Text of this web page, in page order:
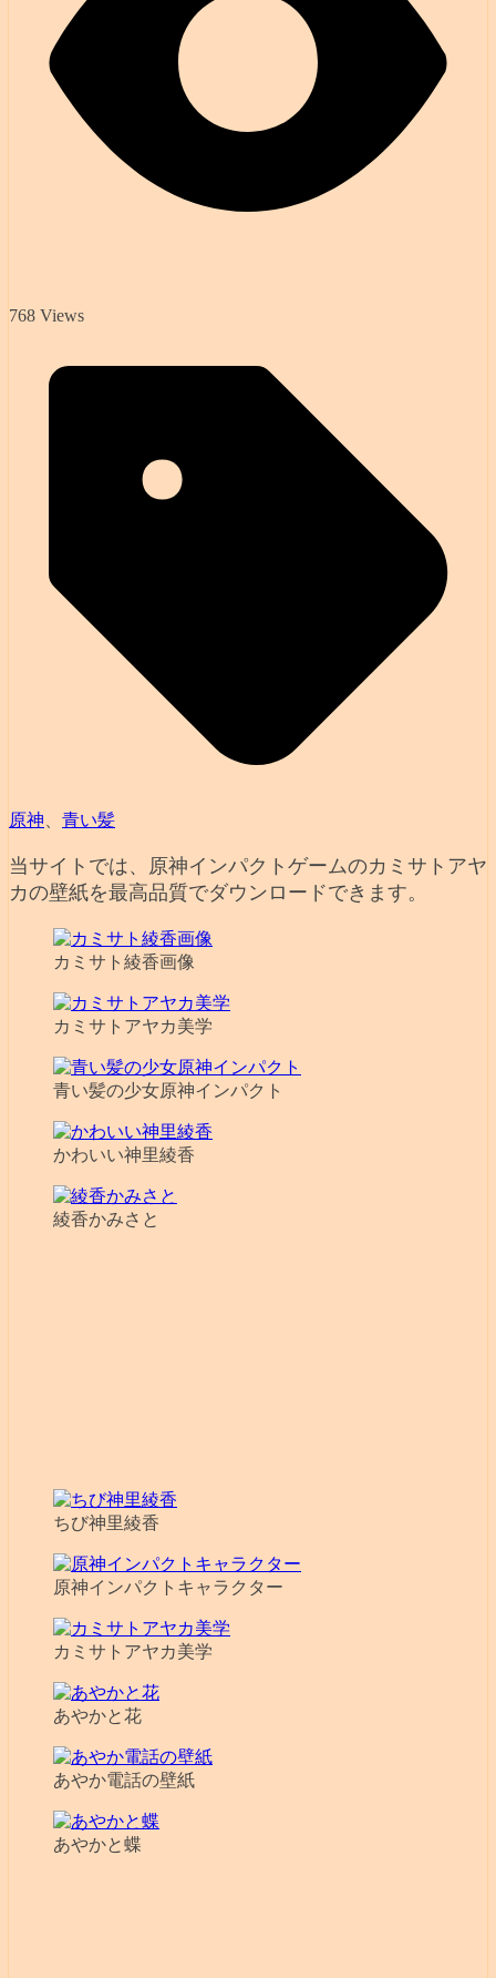
768 Views
原神 青い髪
当サイトでは、原神インパクトゲームのカミサトアヤ
カの壁紙を最高品質でダウンロードできます。
カミサト綾香画像
カミサトアヤカ美学
青い髪の少女原神インパクト
かわいい神里綾香
綾香かみさと
ちび神里綾香
原神インパクトキャラクター
カミサトアヤカ美学
あやかと花
あやか電話の壁紙
あやかと蝶